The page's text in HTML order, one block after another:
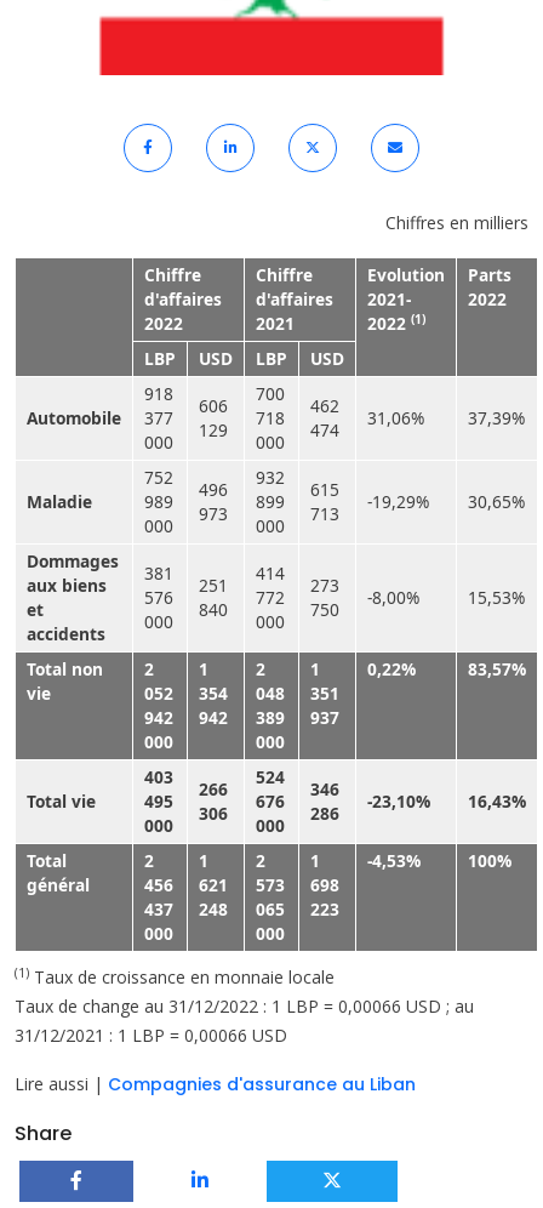
Chiffres en milliers
Chiffre
d'affaires
2022
Chiffre
d'affaires
2021
Evolution
2021-
2022 (1)
Parts
2022
LBP USD LBP USD
Automobile
918
377
000
606
129
700
718
000
462
474
31,06% 37,39%
Maladie
752
989
000
496
973
932
899
000
615
713
-19,29% 30,65%
Dommages
aux biens
et
accidents
381
576
000
251
840
414
772
000
273
750
-8,00% 15,53%
Total non
vie
2
052
942
000
1
354
942
2
048
389
000
1
351
937
0,22% 83,57%
Total vie
403
495
000
266
306
524
676
000
346
286
-23,10% 16,43%
Total
général
2
456
437
000
1
621
248
2
573
065
000
1
698
223
-4,53% 100%
(1) Taux de croissance en monnaie locale
Taux de change au 31/12/2022 : 1 LBP = 0,00066 USD ; au
31/12/2021 : 1 LBP = 0,00066 USD
Lire aussi | Compagnies d'assurance au Liban
Share